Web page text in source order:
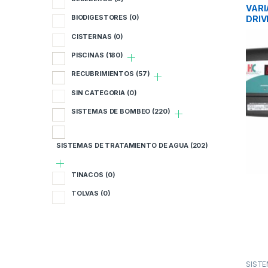
BIODIGESTORES (0)
CISTERNAS (0)
PISCINAS (180)
RECUBRIMIENTOS (57)
SIN CATEGORIA (0)
SISTEMAS DE BOMBEO (220)
SISTEMAS DE TRATAMIENTO DE AGUA (202)
TINACOS (0)
TOLVAS (0)